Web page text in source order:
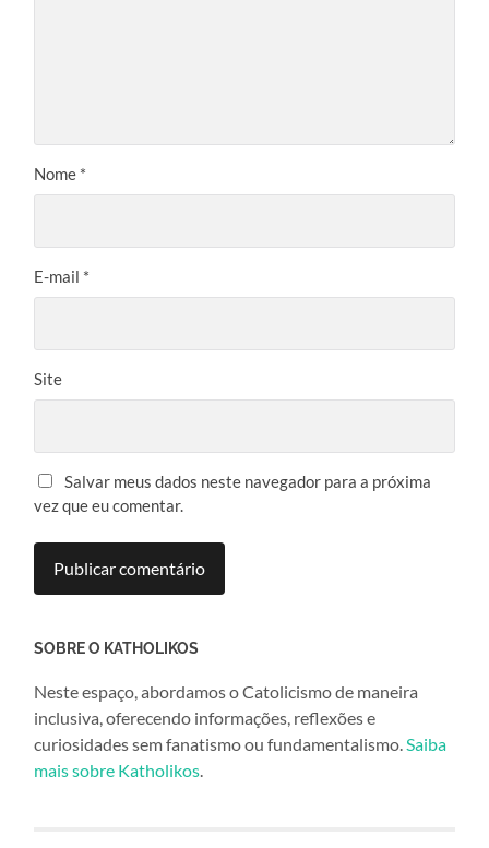
Nome *
E-mail *
Site
Salvar meus dados neste navegador para a próxima
vez que eu comentar.
SOBRE O KATHOLIKOS
Neste espaço, abordamos o Catolicismo de maneira
inclusiva, oferecendo informações, reflexões e
curiosidades sem fanatismo ou fundamentalismo. Saiba
mais sobre Katholikos